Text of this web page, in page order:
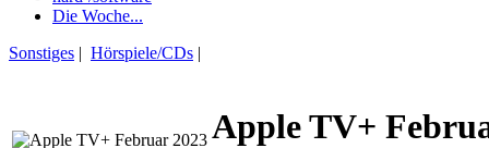
Die Woche...
Sonstiges | Hörspiele/CDs |
Apple TV+